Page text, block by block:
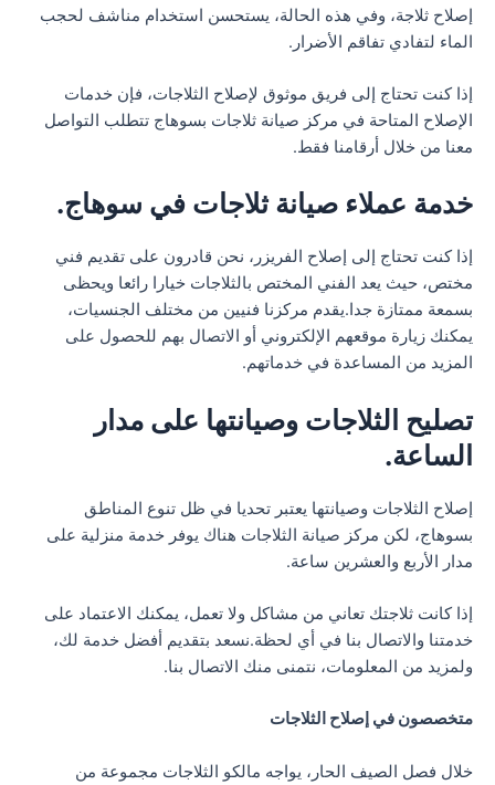
إصلاح ثلاجة، وفي هذه الحالة، يستحسن استخدام مناشف لحجب
الماء لتفادي تفاقم الأضرار.
إذا كنت تحتاج إلى فريق موثوق لإصلاح الثلاجات، فإن خدمات
الإصلاح المتاحة في مركز صيانة ثلاجات بسوهاج تتطلب التواصل
معنا من خلال أرقامنا فقط.
خدمة عملاء صيانة ثلاجات في سوهاج.
إذا كنت تحتاج إلى إصلاح الفريزر، نحن قادرون على تقديم فني
مختص، حيث يعد الفني المختص بالثلاجات خيارا رائعا ويحظى
بسمعة ممتازة جدا.يقدم مركزنا فنيين من مختلف الجنسيات،
يمكنك زيارة موقعهم الإلكتروني أو الاتصال بهم للحصول على
المزيد من المساعدة في خدماتهم.
تصليح الثلاجات وصيانتها على مدار
الساعة.
إصلاح الثلاجات وصيانتها يعتبر تحديا في ظل تنوع المناطق
بسوهاج، لكن مركز صيانة الثلاجات هناك يوفر خدمة منزلية على
مدار الأربع والعشرين ساعة.
إذا كانت ثلاجتك تعاني من مشاكل ولا تعمل، يمكنك الاعتماد على
خدمتنا والاتصال بنا في أي لحظة.نسعد بتقديم أفضل خدمة لك،
ولمزيد من المعلومات، نتمنى منك الاتصال بنا.
متخصصون في إصلاح الثلاجات
خلال فصل الصيف الحار، يواجه مالكو الثلاجات مجموعة من